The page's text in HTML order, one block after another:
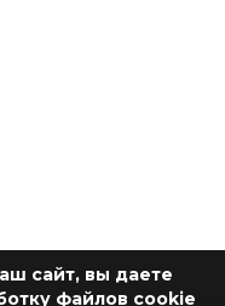
сайт, вы даете
файлов cookie